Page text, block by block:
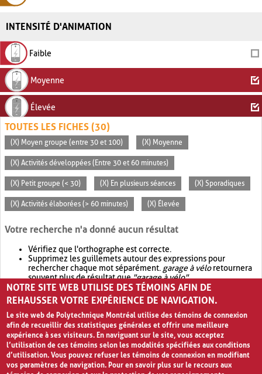
INTENSITÉ D'ANIMATION
Faible
Moyenne
Élevée
TOUTES LES FICHES (30)
(X) Moyen groupe (entre 30 et 100) (X) Moyenne
(X) Activités développées (Entre 30 et 60 minutes)
(X) Petit groupe (< 30) (X) En plusieurs séances (X) Sporadiques
(X) Activités élaborées (> 60 minutes) (X) Élevée
Votre recherche n'a donné aucun résultat
Vérifiez que l'orthographe est correcte.
Supprimez les guillemets autour des expressions pour
rechercher chaque mot séparément. garage à véloretournera
souvent plus de résultat que"garage à vélo".
Envisagez d'élargir votre recherche avec OR.garage OR vélo
retournera souvent plus de résultat quegarage à vélo
NOTRE SITE WEB UTILISE DES TÉMOINS AFIN DE
REHAUSSER VOTRE EXPÉRIENCE DE NAVIGATION.
Le site web de Polytechnique Montréal utilise des témoins de connexion
afin de recueillir des statistiques générales et offrir une meilleure
expérience à ses visiteurs. En naviguant sur le site, vous acceptez
l’utilisation de ces témoins selon les modalités spécifiées aux conditions
d’utilisation. Vous pouvez refuser les témoins de connexion en modifiant
vos paramètres de navigation. Pour en savoir plus sur le recours aux